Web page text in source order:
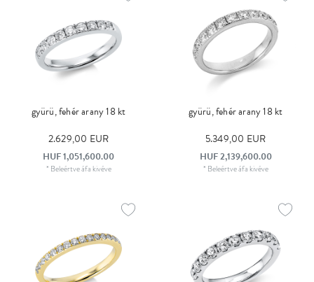
gyürü, fehér arany 18 kt
2.629,00 EUR
HUF 1,051,600.00
* Beleértve áfa kivéve
gyürü, fehér arany 18 kt
5.349,00 EUR
HUF 2,139,600.00
* Beleértve áfa kivéve